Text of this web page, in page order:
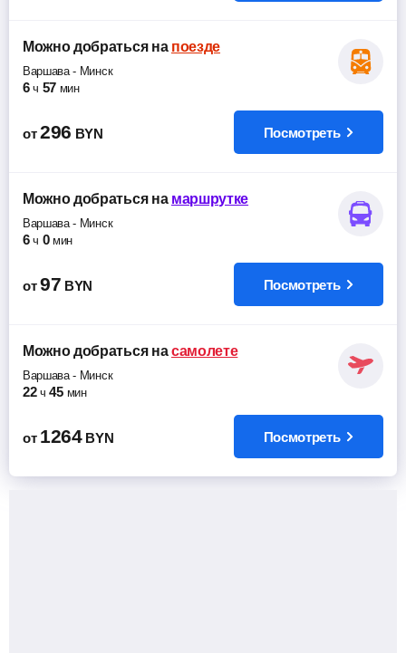
Можно добратьсяна поезде
Варшава- Минск
6 ч 57 мин
от 296 BYN Посмотреть
Можно добратьсяна маршрутке
Варшава- Минск
6 ч 0 мин
от 97 BYN Посмотреть
Можно добратьсяна самолете
Варшава- Минск
22 ч 45 мин
от 1264 BYN Посмотреть